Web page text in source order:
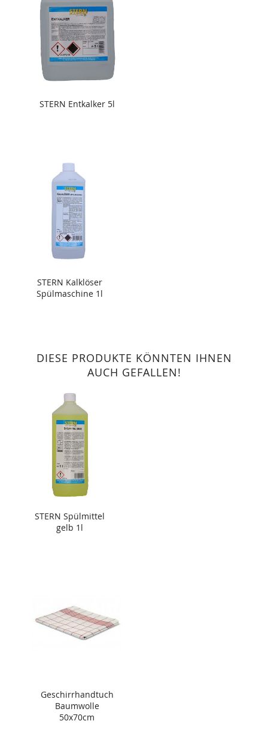
STERN Entkalker 5l
STERN Kalklöser
Spülmaschine 1l
DIESE PRODUKTE KÖNNTEN IHNEN
AUCH GEFALLEN!
STERN Spülmittel
gelb 1l
Geschirrhandtuch
Baumwolle
50x70cm